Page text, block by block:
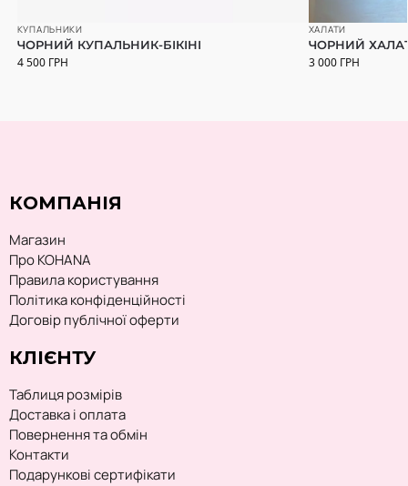
КУПАЛЬНИКИ
ЧОРНИЙ КУПАЛЬНИК-БІКІНІ
4 500 ГРН
ХАЛАТИ
ЧОРНИЙ ХАЛАТ
3 000 ГРН
КОМПАНІЯ
Магазин
Про KOHANA
Правила користування
Політика конфіденційності
Договір публічної оферти
КЛІЄНТУ
Таблиця розмірів
Доставка і оплата
Повернення та обмін
Контакти
Подарункові сертифікати